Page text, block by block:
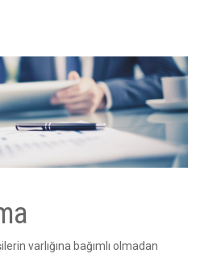
varlığına bağımlı olmadan